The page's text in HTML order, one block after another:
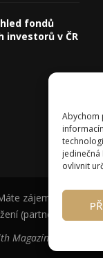
Abychom
ovlivnit
fondů
investorů v ČR
zájem o
(partneři a autoři)
Magazín s.r.o.